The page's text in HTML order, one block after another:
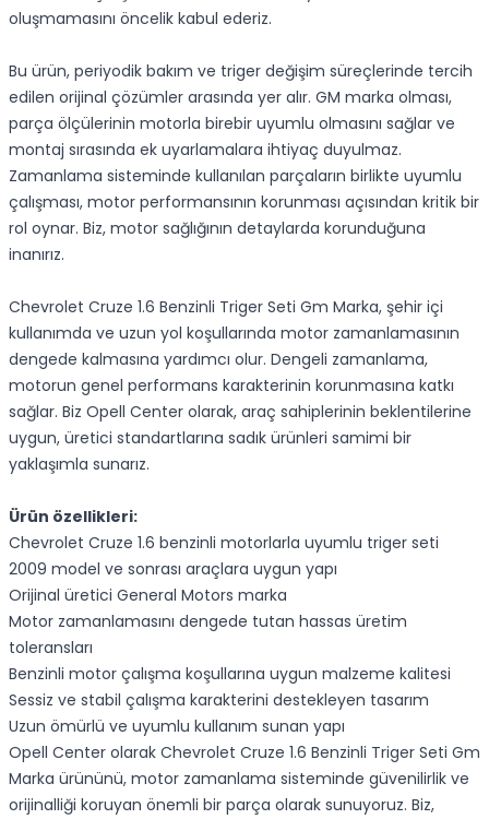
oluşmamasını öncelik kabul ederiz.
Bu ürün, periyodik bakım ve triger değişim süreçlerinde tercih
edilen orijinal çözümler arasında yer alır. GM marka olması,
parça ölçülerinin motorla birebir uyumlu olmasını sağlar ve
montaj sırasında ek uyarlamalara ihtiyaç duyulmaz.
Zamanlama sisteminde kullanılan parçaların birlikte uyumlu
çalışması, motor performansının korunması açısından kritik bir
rol oynar. Biz, motor sağlığının detaylarda korunduğuna
inanırız.
Chevrolet Cruze 1.6 Benzinli Triger Seti Gm Marka, şehir içi
kullanımda ve uzun yol koşullarında motor zamanlamasının
dengede kalmasına yardımcı olur. Dengeli zamanlama,
motorun genel performans karakterinin korunmasına katkı
sağlar. Biz Opell Center olarak, araç sahiplerinin beklentilerine
uygun, üretici standartlarına sadık ürünleri samimi bir
yaklaşımla sunarız.
Ürün özellikleri:
Chevrolet Cruze 1.6 benzinli motorlarla uyumlu triger seti
2009 model ve sonrası araçlara uygun yapı
Orijinal üretici General Motors marka
Motor zamanlamasını dengede tutan hassas üretim
toleransları
Benzinli motor çalışma koşullarına uygun malzeme kalitesi
Sessiz ve stabil çalışma karakterini destekleyen tasarım
Uzun ömürlü ve uyumlu kullanım sunan yapı
Opell Center olarak Chevrolet Cruze 1.6 Benzinli Triger Seti Gm
Marka ürününü, motor zamanlama sisteminde güvenilirlik ve
orijinalliği koruyan önemli bir parça olarak sunuyoruz. Biz,